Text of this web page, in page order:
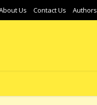
Us Contact Us Authors